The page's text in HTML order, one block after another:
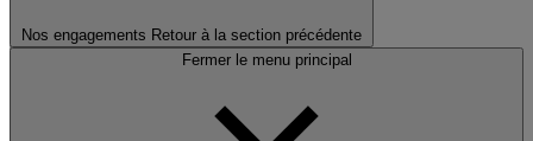
Nos engagements Retour à la section précédente
Fermer le menu principal